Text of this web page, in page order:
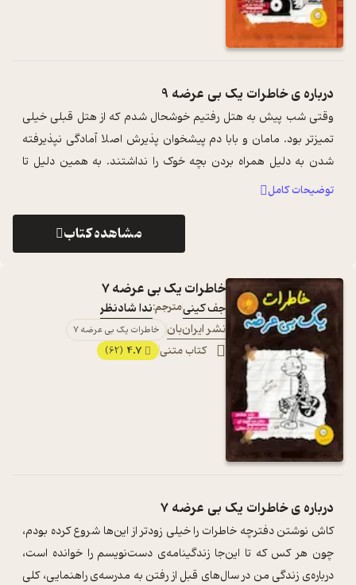
درباره یخاطرات یک بی عرضه 9
وقتی شب پیش به هتل رفتیم خوشحال شدم که از هتل قبلی خیلی
تمیزتر بود. مامان و بابا دم پیشخوان پذیرش اصلا آمادگی نپذیرفته
شدن به دلیل همراه بردن بچه خوک را نداشتند. به همین دلیل تا
وقتی وارد اتاقمان نشد ...
توضیحات کامل
مشاهده کتاب
خاطرات یک بی عرضه 7
جف کینیمترجم:ندا شادنظر
نشر ایران‌بان خاطرات یک بی عرضه 7
کتاب متنی 4.7
(62)
درباره یخاطرات یک بی عرضه 7
کاش نوشتن دفترچه خاطرات را خیلی زودتر از این‌ها شروع کرده بودم،
چون هر کس که تا این‌جا زندگینامه‌ی دست‌نویسم را خوانده است،
درباره‌ی زندگی من در سال‌های قبل از رفتن به مدرسه‌ی راهنمایی، کلی